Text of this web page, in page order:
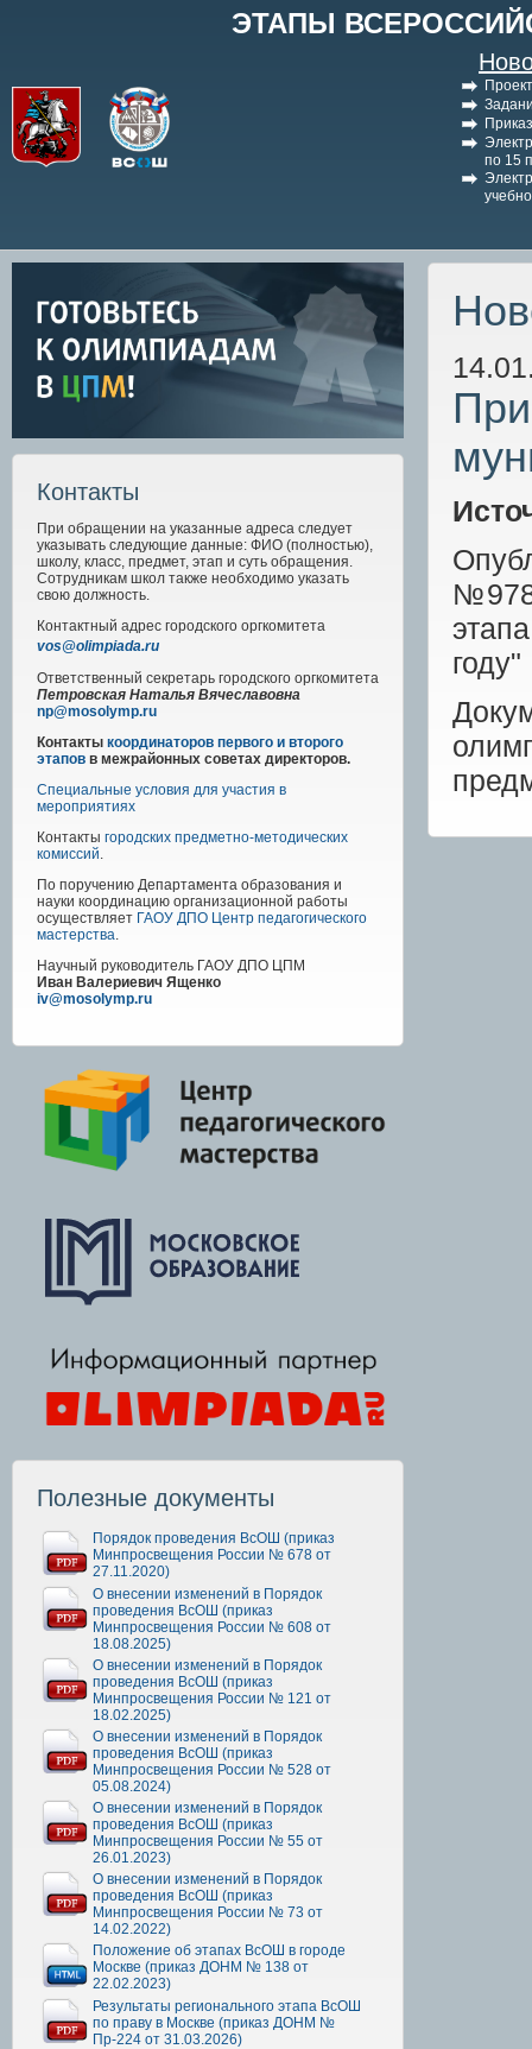
ЭТАПЫ
по 15
Контакты
При обращении на указанные адреса следует
указывать следующие данные: ФИО (полностью),
школу, класс, предмет, этап и суть обращения.
Сотрудникам школ также необходимо указать
свою должность.
Контактный адрес городского оргкомитета
vos@olimpiada.ru
Ответственный секретарь городского оргкомитета
Петровская Наталья Вячеславовна
np@mosolymp.ru
Контакты координаторов первого и второго
этапов в межрайонных советах директоров.
Специальные условия для участия в
мероприятиях
Контакты городских предметно-методических
комиссий.
По поручению Департамента образования и
науки координацию организационной работы
осуществляет ГАОУ ДПО Центр педагогического
мастерства.
Научный руководитель ГАОУ ДПО ЦПМ
Иван Валериевич Ященко
iv@mosolymp.ru
Полезные документы
Порядок проведения ВсОШ (приказ
Минпросвещения России № 678 от
27.11.2020)
О внесении изменений в Порядок
проведения ВсОШ (приказ
Минпросвещения России № 608 от
18.08.2025)
О внесении изменений в Порядок
проведения ВсОШ (приказ
Минпросвещения России № 121 от
18.02.2025)
О внесении изменений в Порядок
проведения ВсОШ (приказ
Минпросвещения России № 528 от
05.08.2024)
О внесении изменений в Порядок
проведения ВсОШ (приказ
Минпросвещения России № 55 от
26.01.2023)
О внесении изменений в Порядок
проведения ВсОШ (приказ
Минпросвещения России № 73 от
14.02.2022)
Положение об этапах ВсОШ в городе
Москве (приказ ДОНМ № 138 от
22.02.2023)
Результаты регионального этапа ВсОШ
по праву в Москве (приказ ДОНМ №
Пр-224 от 31.03.2026)
№978
году"